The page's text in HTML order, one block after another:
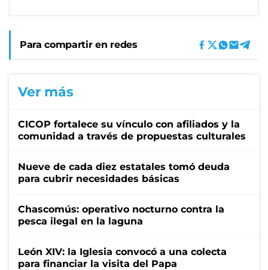
Para compartir en redes
Ver más
CICOP fortalece su vínculo con afiliados y la
comunidad a través de propuestas culturales
Nueve de cada diez estatales tomó deuda
para cubrir necesidades básicas
Chascomús: operativo nocturno contra la
pesca ilegal en la laguna
León XIV: la Iglesia convocó a una colecta
para financiar la visita del Papa